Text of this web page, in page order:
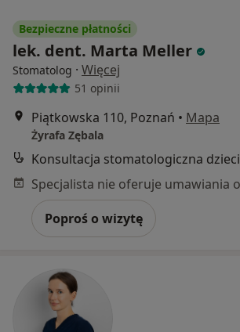
Bezpieczne płatności
lek. dent. Marta Meller
Stomatolog · Więcej
51 opinii
Piątkowska 110, Poznań • Mapa
Żyrafa Zębala
Konsultacja stomatologiczna dzieci
Poproś o wizytę